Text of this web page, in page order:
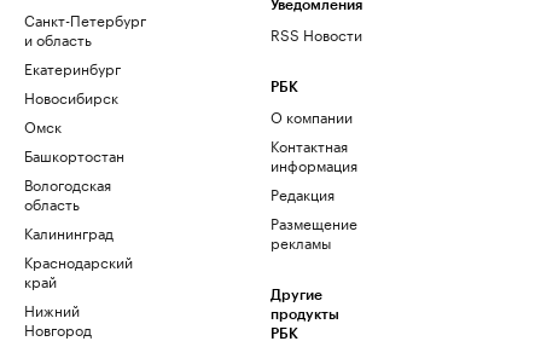
Санкт-Петербург
и область
Екатеринбург
Новосибирск
Омск
Башкортостан
Вологодская
область
Калининград
Краснодарский
край
Нижний
Новгород
Уведомления
RSS Новости
РБК
О компании
Контактная
информация
Редакция
Размещение
рекламы
Другие
продукты
РБК